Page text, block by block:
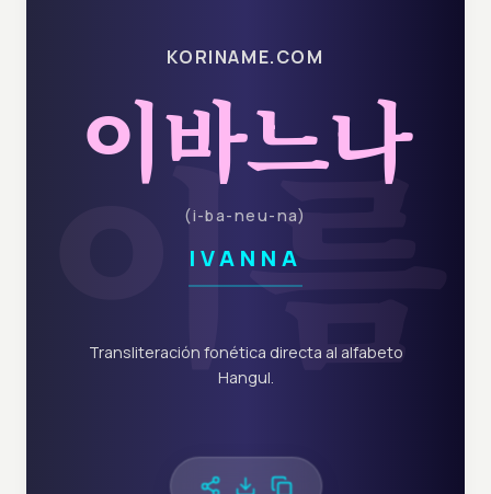
이름
KORINAME.COM
이바느나
(i-ba-neu-na)
IVANNA
Transliteración fonética directa al alfabeto
Hangul.